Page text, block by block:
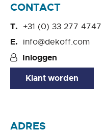
CONTACT
+31 (0) 33 277 4747
info@dekoff.com
Inloggen
Klant worden
ADRES